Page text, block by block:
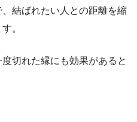
結ばれたい人との距離を縮
。
切れた縁にも効果があると